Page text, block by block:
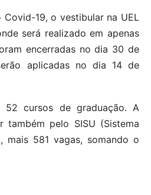
19, o vestibular na UEL
será realizado em apenas
encerradas no dia 30 de
aplicadas no dia 14 de
52 cursos de graduação. A
também pelo SISU (Sistema
mais 581 vagas, somando o